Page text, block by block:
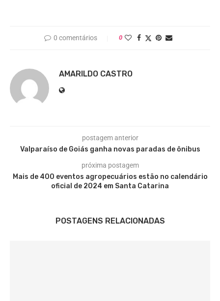
0 comentários 0
AMARILDO CASTRO
postagem anterior
Valparaíso de Goiás ganha novas paradas de ônibus
próxima postagem
Mais de 400 eventos agropecuários estão no calendário
oficial de 2024 em Santa Catarina
POSTAGENS RELACIONADAS